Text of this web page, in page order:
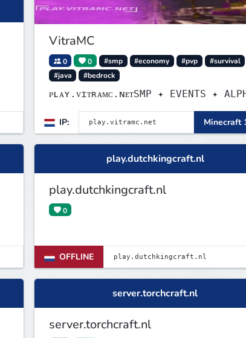
VitraMC
0 0 #smp #economy #pvp
#survival
#java
#bedrock
ᴘʟᴀʏ.ᴠɪᴛʀᴀᴍᴄ.ɴᴇᴛSMP ✦ EVENTS ✦
IP: Minecraft
play.dutchkingcraft.nl
play.dutchkingcraft.nl
0
OFFLINE
server.torchcraft.nl
server.torchcraft.nl